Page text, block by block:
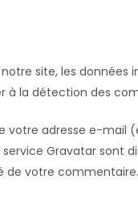
site, les
à la détection des
votre adresse e-mail
service Gravatar
de votre commentaire.